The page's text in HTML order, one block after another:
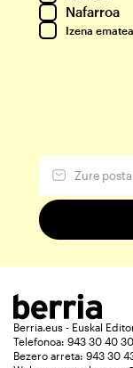
Nafarroa
Izena
Berria.eus - Euskal
Telefonoa: 943 30 40 30
Bezero arreta: 943 30